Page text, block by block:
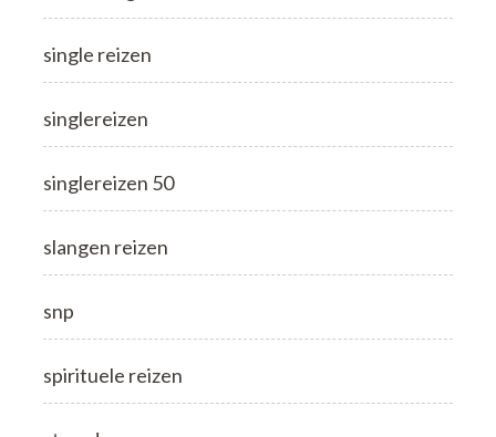
single reizen
singlereizen
singlereizen 50
slangen reizen
snp
spirituele reizen